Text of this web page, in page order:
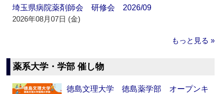
埼玉県病院薬剤師会 研修会 2026/09
2026年08月07日 (金)
もっと見る »
薬系大学・学部 催し物
徳島文理大学 徳島薬学部 オープンキ